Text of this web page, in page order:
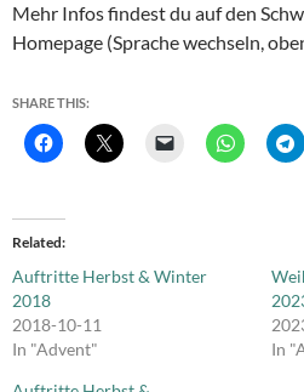
Mehr Infos findest du auf den
Homepage (Sprache wechseln,
SHARE THIS:
Related
Auftritte Herbst & Winter
2018
2018-10-11
In "Advent"
In